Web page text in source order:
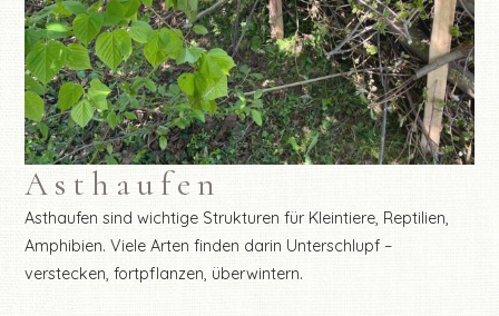
Asthaufen
Asthaufen sind wichtige Strukturen für Kleintiere, Reptilien,
Amphibien. Viele Arten finden darin Unterschlupf –
verstecken, fortpflanzen, überwintern.